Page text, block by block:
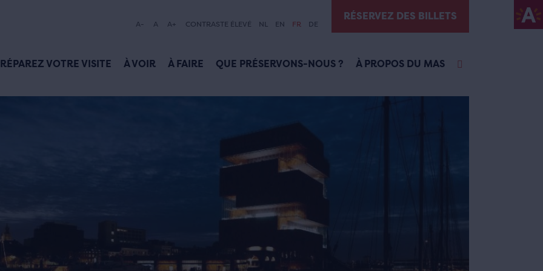
A- A A+ CONTRASTE ÉLEVÉ NL EN FR DE
RÉSERVEZ DES BILLETS
VOTRE VISITE À VOIR À FAIRE QUE PRÉSERVONS-NOUS ? À PROPOS DU MAS